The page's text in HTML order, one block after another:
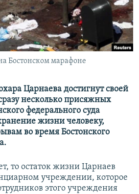
КРЫМА
Бостонском марафоне
Царнаева достигнут своей
несколько присяжных
федерального суда
жизни человеку,
во время Бостонского
то остаток жизни Царнаев
учреждении, которое
этого учреждения